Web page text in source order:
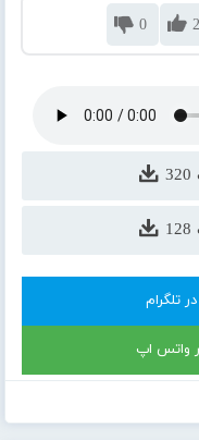
2
0
تلگرام
واتس اپ